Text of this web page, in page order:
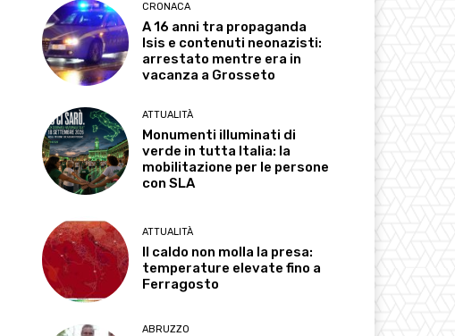
CRONACA
A 16 anni tra propaganda
Isis e contenuti neonazisti:
arrestato mentre era in
vacanza a Grosseto
ATTUALITÀ
Monumenti illuminati di
verde in tutta Italia: la
mobilitazione per le persone
con SLA
ATTUALITÀ
Il caldo non molla la presa:
temperature elevate fino a
Ferragosto
ABRUZZO